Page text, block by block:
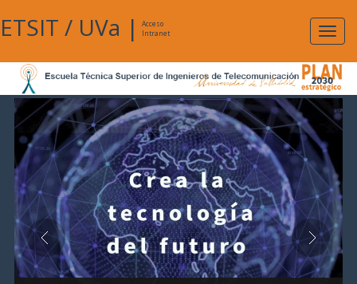
ETSIT / UVa |
Acceso
Intranet